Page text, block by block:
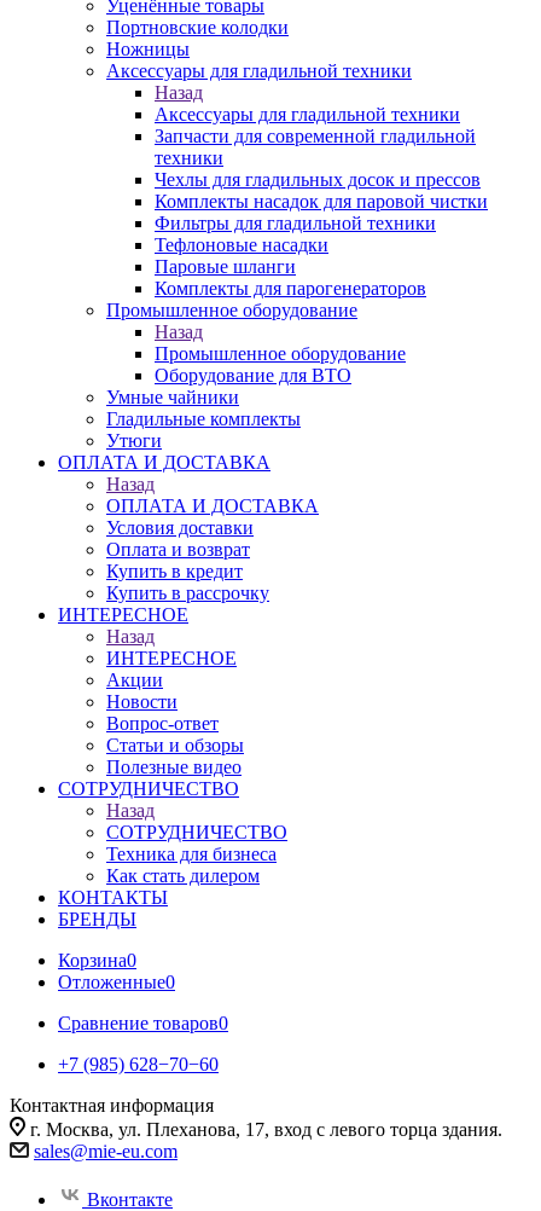
Уценённые товары
Портновские колодки
Ножницы
Аксессуары для гладильной техники
Назад
Аксессуары для гладильной техники
Запчасти для современной гладильной
техники
Чехлы для гладильных досок и прессов
Комплекты насадок для паровой чистки
Фильтры для гладильной техники
Тефлоновые насадки
Паровые шланги
Комплекты для парогенераторов
Промышленное оборудование
Назад
Промышленное оборудование
Оборудование для ВТО
Умные чайники
Гладильные комплекты
Утюги
ОПЛАТА И ДОСТАВКА
Назад
ОПЛАТА И ДОСТАВКА
Условия доставки
Оплата и возврат
Купить в кредит
Купить в рассрочку
ИНТЕРЕСНОЕ
Назад
ИНТЕРЕСНОЕ
Акции
Новости
Вопрос-ответ
Статьи и обзоры
Полезные видео
СОТРУДНИЧЕСТВО
Назад
СОТРУДНИЧЕСТВО
Техника для бизнеса
Как стать дилером
КОНТАКТЫ
БРЕНДЫ
Корзина0
Отложенные0
Сравнение товаров0
+7 (985) 628−70−60
Контактная информация
г. Москва, ул. Плеханова, 17, вход с левого торца здания.
sales@mie-eu.com
Вконтакте